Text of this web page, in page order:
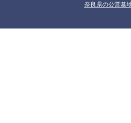
奈良県の公営墓